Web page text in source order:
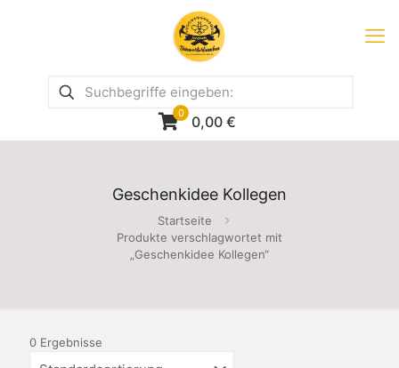
0 0,00 €
Geschenkidee Kollegen
Startseite
Produkte verschlagwortet mit
„Geschenkidee Kollegen“
0 Ergebnisse